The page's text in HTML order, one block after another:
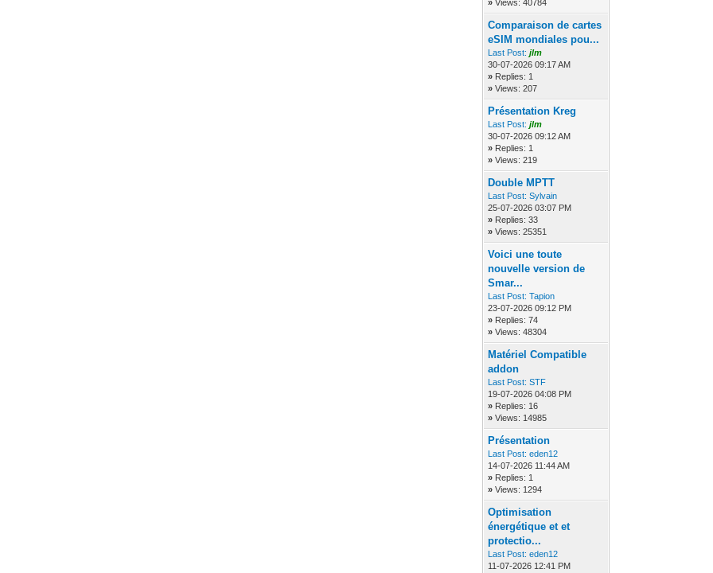
»Views: 40784
Comparaison de cartes
eSIM mondiales pou...
Last Post: jlm
30-07-2026 09:17 AM
» Replies: 1
»Views: 207
Présentation Kreg
Last Post: jlm
30-07-2026 09:12 AM
» Replies: 1
»Views: 219
Double MPTT
Last Post: Sylvain
25-07-2026 03:07 PM
» Replies: 33
»Views: 25351
Voici une toute
nouvelle version de
Smar...
Last Post: Tapion
23-07-2026 09:12 PM
» Replies: 74
»Views: 48304
Matériel Compatible
addon
Last Post: STF
19-07-2026 04:08 PM
» Replies: 16
»Views: 14985
Présentation
Last Post: eden12
14-07-2026 11:44 AM
» Replies: 1
»Views: 1294
Optimisation
énergétique et et
protectio...
Last Post: eden12
11-07-2026 12:41 PM